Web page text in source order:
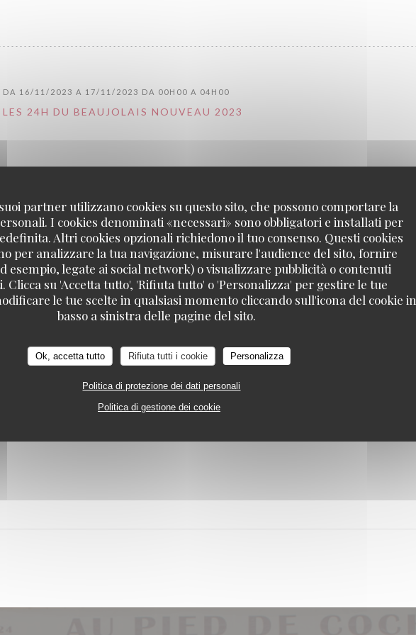
partner utilizzano cookies su questo sito, che possono comportare la
I cookies denominati «necessari» sono obbligatori e installati per
Altri cookies opzionali richiedono il tuo consenso. Questi cookies
per analizzare la tua navigazione, misurare l'audience del sito, fornire
esempio, legate ai social network) o visualizzare pubblicità o contenuti
Clicca su 'Accetta tutto', 'Rifiuta tutto' o 'Personalizza' per gestire le tue
le tue scelte in qualsiasi momento cliccando sull'icona del cookie in
basso a sinistra delle pagine del sito.
Ok, accetta tutto Rifiuta tutti i cookie Personalizza
Politica di protezione dei dati personali
Politica di gestione dei cookie
DA 16/11/2023 A 17/11/2023 DA 00H00 A 04H00
LES 24H DU BEAUJOLAIS NOUVEAU 2023
DA 16/11/2022 A 17/11/2022 DA 00H00 A 04H00
LES 24H DU BEAUJOLAIS NOUVEAU 2022
MAGGIORI
INFORMAZIONI((APRE UNA NUOVA FINESTRA))